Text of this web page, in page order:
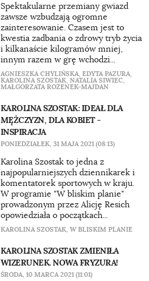
Spektakularne przemiany gwiazd
zawsze wzbudzają ogromne
zainteresowanie. Czasem jest to
kwestia zadbania o zdrowy tryb życia
i kilkanaście kilogramów mniej,
innym razem w grę wchodzi...
AGNIESZKA CHYLIŃSKA, EDYTA PAZURA,
KAROLINA SZOSTAK, NATALIA SIWIEC,
MAŁGORZATA ROZENEK-MAJDAN
KAROLINA SZOSTAK: IDEAŁ DLA
MĘŻCZYZN, DLA KOBIET -
INSPIRACJA
PONIEDZIAŁEK, 31 MAJA 2021 (08:13)
Karolina Szostak to jedna z
najpopularniejszych dziennikarek i
komentatorek sportowych w kraju.
W programie "W bliskim planie"
prowadzonym przez Alicję Resich
opowiedziała o początkach...
KAROLINA SZOSTAK, W BLISKIM PLANIE
KAROLINA SZOSTAK ZMIENIŁA
WIZERUNEK. NOWA FRYZURA!
ŚRODA, 10 MARCA 2021 (11:01)